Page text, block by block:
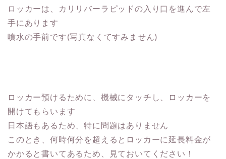
ロッカーは、カリリバーラピッドの入り口を進んで左
手にあります
噴水の手前です(写真なくてすみません)
ロッカー預けるために、機械にタッチし、ロッカーを
開けてもらいます
日本語もあるため、特に問題はありません
このとき、何時何分を超えるとロッカーに延長料金が
かかると書いてあるため、見ておいてください！